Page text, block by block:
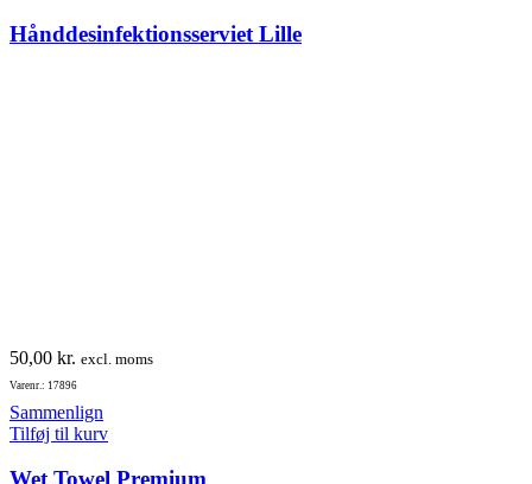
på
Hånddesinfektionsserviet Lille
50,00 kr. excl. moms
Varenr.: 17896
Sammenlign
Tilføj til kurv